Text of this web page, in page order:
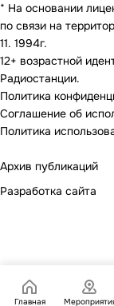
* На основании
по связи на
11. 1994г.
12+ возрастной
Радиостанции.
Политика
Соглашение об
Политика
Архив публикаций
Разработка сайта
Главная